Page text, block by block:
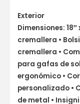
Exterior
Dimensiones: 18″
cremallera •
cremallera •
para gafas de
ergonómico •
personalizado •
de metal •